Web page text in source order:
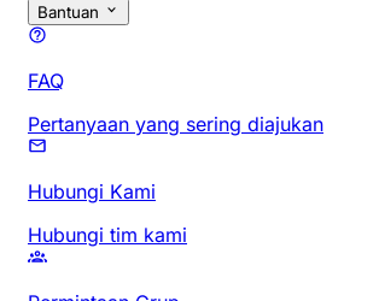
Bantuan
FAQ
Pertanyaan yang sering diajukan
Hubungi Kami
Hubungi tim kami